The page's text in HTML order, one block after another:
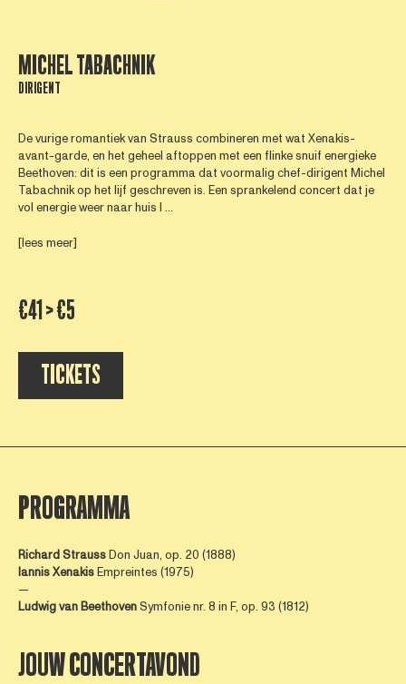
MICHEL TABACHNIK
DIRIGENT
De vurige romantiek van Strauss combineren met wat Xenakis-
avant-garde, en het geheel aftoppen met een flinke snuif energieke
Beethoven: dit is een programma dat voormalig chef-dirigent Michel
Tabachnik op het lijf geschreven is. Een sprankelend concert dat je
vol energie weer naar huis l ...
[lees meer]
€41 > €5
TICKETS
PROGRAMMA
Richard StraussDon Juan, op. 20 (1888)
Iannis XenakisEmpreintes (1975)
—
Ludwig van BeethovenSymfonie nr. 8 in F, op. 93 (1812)
JOUW CONCERTAVOND